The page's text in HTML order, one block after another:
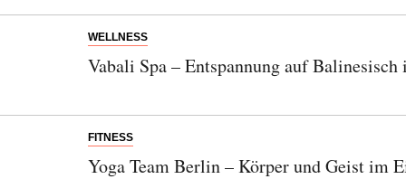
WELLNESS
Vabali Spa – Entspannung auf
FITNESS
Yoga Team Berlin – Körper und Geist im